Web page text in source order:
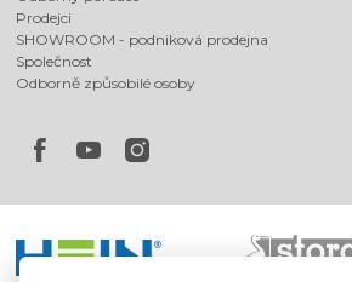
Prodejci
SHOWROOM - podniková prodejna
Společnost
Odborně způsobilé osoby